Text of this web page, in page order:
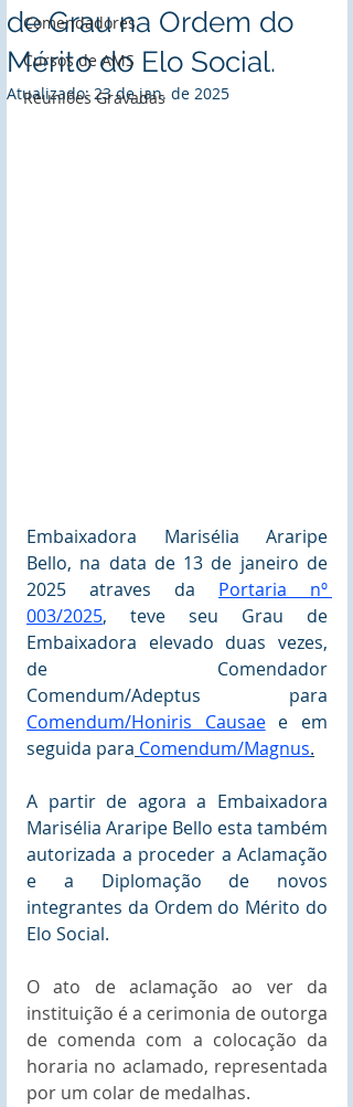
Comendadores
Cursos de AMS
Reuniões Gravadas
de Grau na Ordem do
Mérito do Elo Social.
Atualizado:23 de jan. de 2025
Embaixadora Marisélia Araripe
Bello, na data de 13 de janeiro de
2025 atraves da Portaria nº
003/2025, teve seu Grau de
Embaixadora elevado duas vezes,
Comendum/Adeptus
Comendum/Honiris Causae e em
seguida para Comendum/Magnus.
A partir de agora a Embaixadora
Marisélia Araripe Bello esta também
autorizada a proceder a Aclamação
e a Diplomação de novos
integrantes da Ordem do Mérito do
Elo Social.
O ato de aclamação ao ver da
instituição é a cerimonia de outorga
de comenda com a colocação da
horaria no aclamado, representada
por um colar de medalhas.